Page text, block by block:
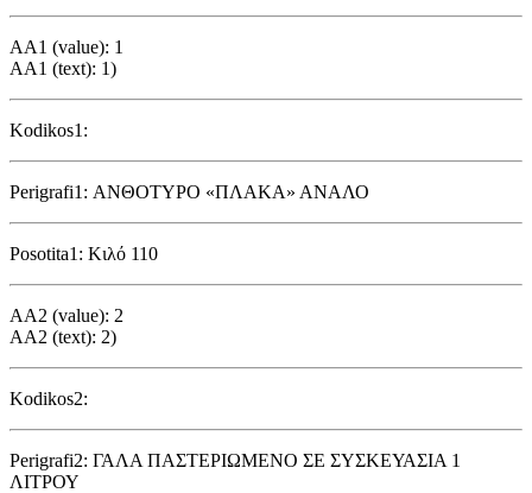
AA1 (value): 1
AA1 (text): 1)
Kodikos1:
Perigrafi1: ΑΝΘΟΤΥΡΟ «ΠΛΑΚΑ» ΑΝΑΛΟ
Posotita1: Κιλό 110
AA2 (value): 2
AA2 (text): 2)
Kodikos2:
Perigrafi2: ΓΑΛΑ ΠΑΣΤΕΡΙΩΜΕΝΟ ΣΕ ΣΥΣΚΕΥΑΣΙΑ 1
ΛΙΤΡΟΥ